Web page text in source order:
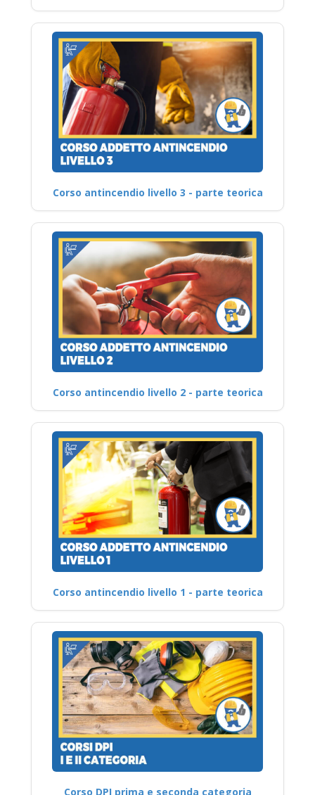
Corso antincendio livello 3 - parte teorica
Corso antincendio livello 2 - parte teorica
Corso antincendio livello 1 - parte teorica
Corso DPI prima e seconda categoria